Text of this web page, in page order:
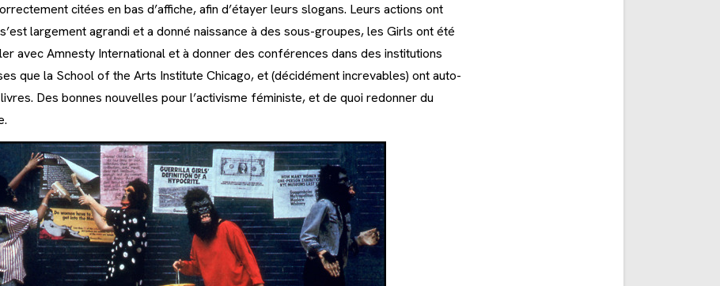
citées en bas d’affiche, afin d’étayer leurs slogans. Leurs actions ont
largement agrandi et a donné naissance à des sous-groupes, les Girls ont été
avec Amnesty International et à donner des conférences dans des institutions
que la School of the Arts Institute Chicago, et (décidément increvables) ont auto-
Des bonnes nouvelles pour l’activisme féministe, et de quoi redonner du